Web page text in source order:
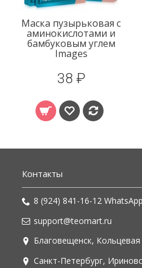
Маска пузырьковая с
аминокислотами и
бамбуковым углем
Images
38 ₽
Контакты
8 (924) 841-16-12 WhatsApp
support@teomart.ru
Благовещенск,
Санкт-Петербург,